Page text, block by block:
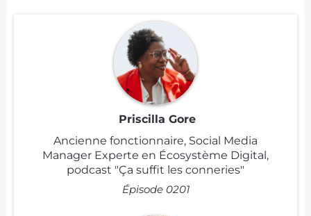
Priscilla Gore
Ancienne fonctionnaire, Social Media
Manager Experte en Écosystème Digital,
podcast "Ça suffit les conneries"
Épisode 0201